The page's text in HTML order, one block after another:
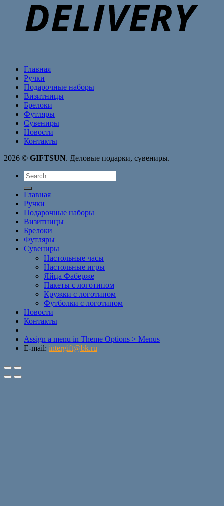
Главная
Ручки
Подарочные наборы
Визитницы
Брелоки
Футляры
Сувениры
Новости
Контакты
2026 © GIFTSUN. Деловые подарки, сувениры.
Search
for:
Главная
Ручки
Подарочные наборы
Визитницы
Брелоки
Футляры
Сувениры
Настольные часы
Настольные игры
Яйца Фаберже
Пакеты с логотипом
Кружки с логотипом
Футболки с логотипом
Новости
Контакты
Assign a menu in Theme Options > Menus
E-mail: intergift@bk.ru